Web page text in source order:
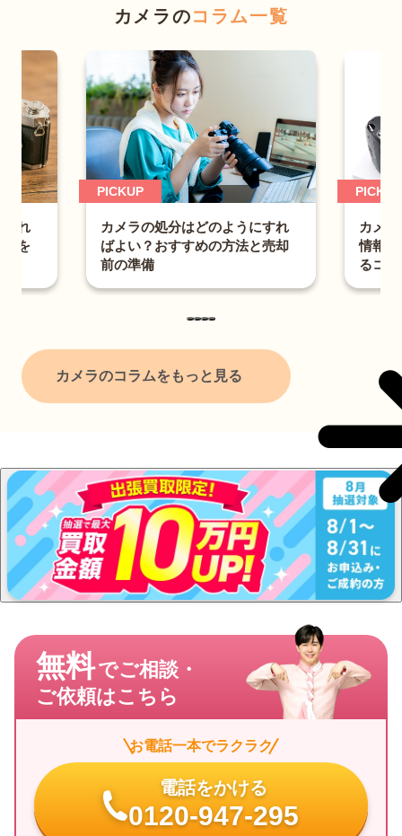
カメラのコラム一覧
ラの処分はどのようにすれ
い？おすすめの方法と売却
PICKUP
カメラを売る時の注意点
情報漏えいの予防法と高
カメラのコラムをもっと見る
無料でご相談・
ご依頼はこちら
お電話一本でラクラク
電話をかける
0120-947-295